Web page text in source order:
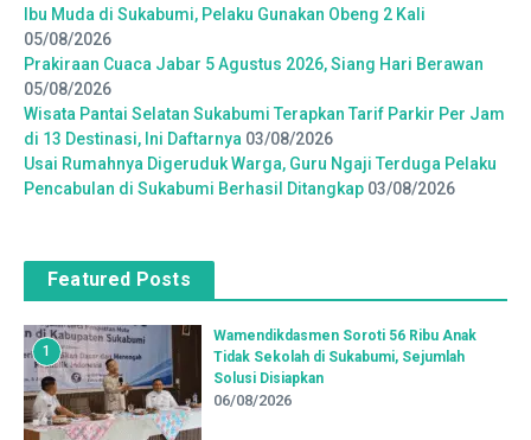
Ibu Muda di Sukabumi, Pelaku Gunakan Obeng 2 Kali
05/08/2026
Prakiraan Cuaca Jabar 5 Agustus 2026, Siang Hari Berawan
05/08/2026
Wisata Pantai Selatan Sukabumi Terapkan Tarif Parkir Per Jam
di 13 Destinasi, Ini Daftarnya 03/08/2026
Usai Rumahnya Digeruduk Warga, Guru Ngaji Terduga Pelaku
Pencabulan di Sukabumi Berhasil Ditangkap 03/08/2026
Featured Posts
1
Wamendikdasmen Soroti 56 Ribu Anak
Tidak Sekolah di Sukabumi, Sejumlah
Solusi Disiapkan
06/08/2026